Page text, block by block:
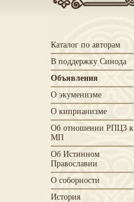
Каталог по авторам
В поддержку Синода
Объявления
О экуменизме
О киприанизме
Об отношении РПЦЗ к
МП
Об Истинном
Православии
О соборности
История